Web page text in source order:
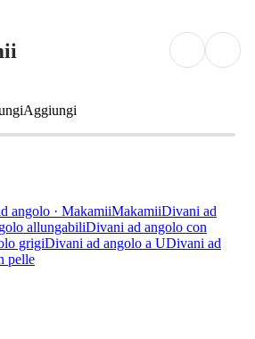
Aggiungi
angolo · MakamiiMakamiiDivani ad
allungabiliDivani ad angolo con
grigiDivani ad angolo a UDivani ad
pelle